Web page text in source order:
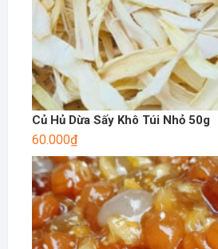
Củ Hủ Dừa Sấy Khô Túi Nhỏ 50g
60.000₫